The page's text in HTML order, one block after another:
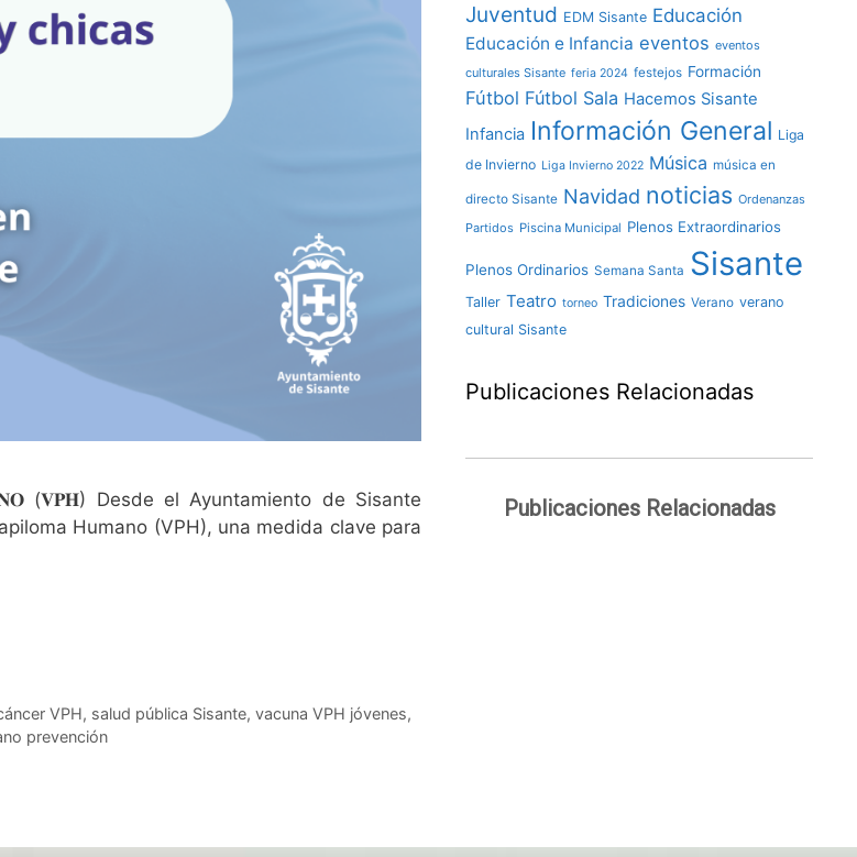
Desde el Ayuntamiento de Sisante
Humano (VPH), una medida clave para
VPH, salud pública Sisante, vacuna VPH jóvenes,
prevención
Juventud EDM Sisante Educación
Educación e Infancia eventos eventos
culturales Sisante feria 2024 festejos Formación
Fútbol Fútbol Sala Hacemos Sisante
Infancia Información General Liga
de Invierno Liga Invierno 2022 Música música en
directo Sisante Navidad noticias Ordenanzas
Partidos Piscina Municipal Plenos Extraordinarios
Plenos Ordinarios Semana Santa Sisante
Taller Teatro torneo Tradiciones Verano verano
cultural Sisante
Publicaciones Relacionadas
Publicaciones Relacionadas